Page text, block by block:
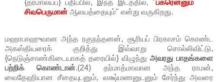
{தர்மாலயப்} பதிப்பில், இந்த இடத்தில், "பகரென்னும்
சிவபெருமான் ஆலயத்தையும்" என்று வருகிறது.
மஹாபாஹுவான அந்த ரகுநந்தனன், சூரியப் பிரகாசம் கொண்ட
அகஸ்தியரைக் குறித்து இவ்வாறு சொல்லிவிட்டு,
{நெடுஞ்சாண்கிடையாகத் தரையில்} விழுந்து அவரது பாதங்களை
பற்றிக் கொண்டான்.(24) தர்மாத்மாவான அந்த ராமன்,
வைதேஹியான சீதையுடனும், லக்ஷ்மணனுடனும் சேர்ந்து அவரை